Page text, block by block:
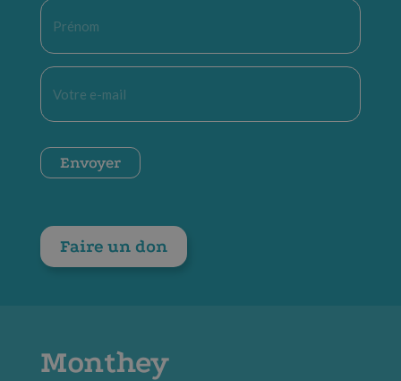
Prénom
E-
mail
CAPTCHA
Envoyer
Faire un don
Monthey